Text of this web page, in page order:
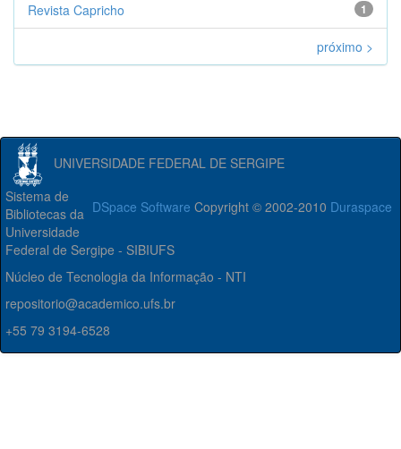
1
Revista Capricho
próximo >
UNIVERSIDADE FEDERAL DE SERGIPE
DSpace Software Copyright © 2002-2010 Duraspace
Sistema de
Bibliotecas da
Universidade
Federal de Sergipe - SIBIUFS
Núcleo de Tecnologia da Informação - NTI
repositorio@academico.ufs.br
+55 79 3194-6528